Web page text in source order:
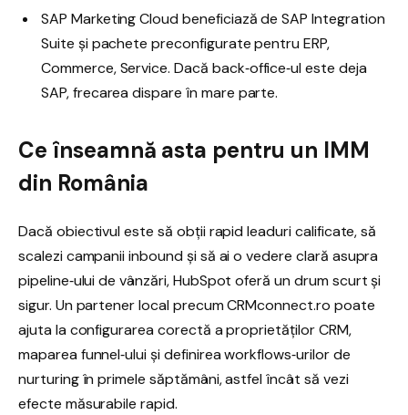
SAP Marketing Cloud beneficiază de SAP Integration
Suite și pachete preconfigurate pentru ERP,
Commerce, Service. Dacă back‑office‑ul este deja
SAP, frecarea dispare în mare parte.
Ce înseamnă asta pentru un IMM
din România
Dacă obiectivul este să obții rapid leaduri calificate, să
scalezi campanii inbound și să ai o vedere clară asupra
pipeline‑ului de vânzări, HubSpot oferă un drum scurt și
sigur. Un partener local precum CRMconnect.ro poate
ajuta la configurarea corectă a proprietăților CRM,
maparea funnel‑ului și definirea workflows‑urilor de
nurturing în primele săptămâni, astfel încât să vezi
efecte măsurabile rapid.